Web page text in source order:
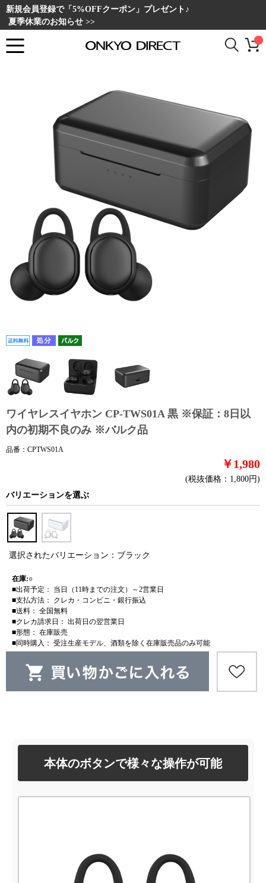
新規会員登録で「5%OFFクーポン」プレゼント♪
夏季休業のお知らせ >>
ワイヤレスイヤホン CP-TWS01A 黒 ※保証：8日以
内の初期不良のみ ※バルク品
品番：CPTWS01A
￥1,980
(税抜価格：1,800円)
バリエーションを選ぶ
選択されたバリエーション：ブラック
在庫:○
■出荷予定： 当日（11時までの注文）～2営業日
■支払方法： クレカ・コンビニ・銀行振込
■送料： 全国無料
■クレカ請求日： 出荷日の翌営業日
■形態： 在庫販売
■同時購入： 受注生産モデル、酒類を除く在庫販売品のみ可能
本体のボタンで様々な操作が可能